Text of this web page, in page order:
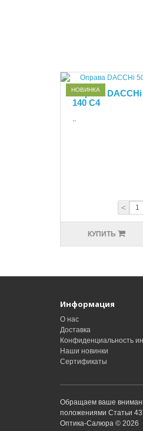
НОВИНКА
Оправа DACCHi
140 С4
..
<
КУПИТЬ
Информация
О нас
Доставка
Конфиденциальность
Наши новинки
Сертификаты
Обращаем ваше
положениями Статьи
Оптика-Салюра © 2026